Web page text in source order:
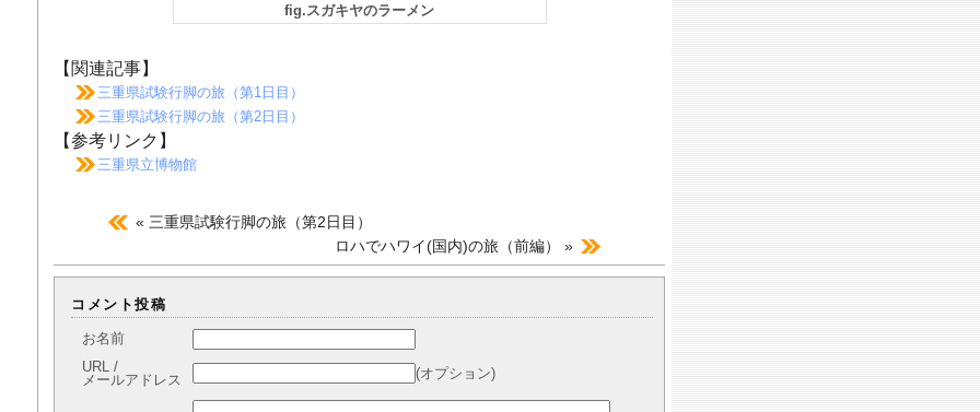
fig.スガキヤのラーメン
【関連記事】
三重県試験行脚の旅（第1日目）
三重県試験行脚の旅（第2日目）
【参考リンク】
三重県立博物館
« 三重県試験行脚の旅（第2日目）
ロハでハワイ(国内)の旅（前編） »
コメント投稿
お名前
URL /
メールアドレス
(オプション)